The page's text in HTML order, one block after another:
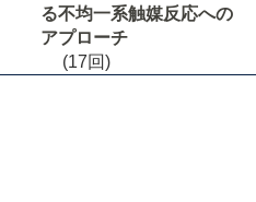
る不均一系触媒反応への
アプローチ
(17回)